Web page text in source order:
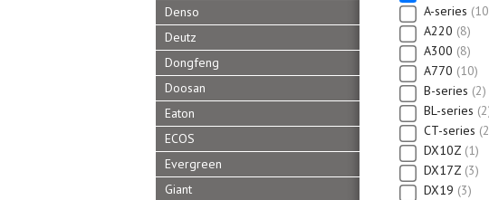
Denso
Deutz
Dongfeng
Doosan
Eaton
ECOS
Evergreen
Giant
A-series 10
A220 8
A300 8
A770 10
B-series 2
BL-series 2
CT-series 2
DX10Z 1
DX17Z 3
DX19 3